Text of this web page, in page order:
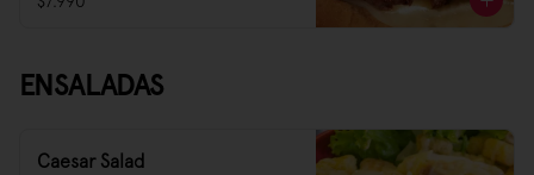
ENSALADAS
Caesar Salad